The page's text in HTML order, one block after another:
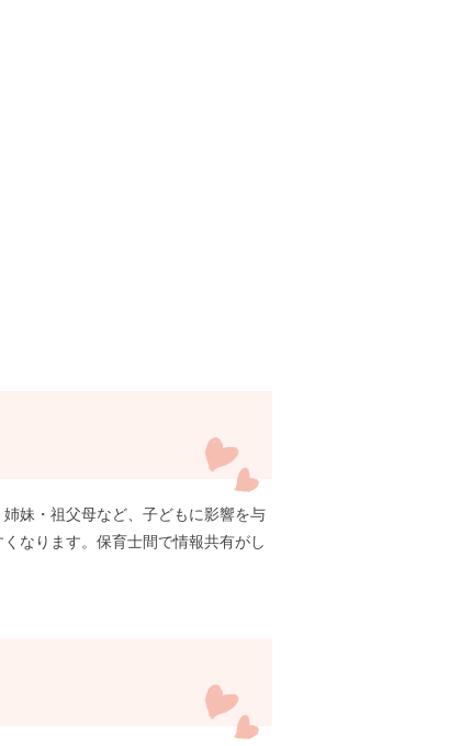
妹・祖父母など、子どもに影響を与
なります。保育士間で情報共有がし